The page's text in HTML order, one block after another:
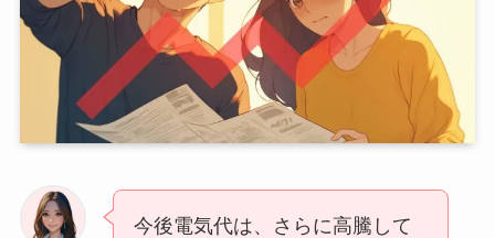
今後電気代は、さらに高騰して